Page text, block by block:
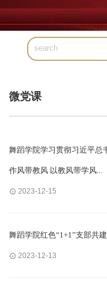
微党课
舞蹈学院学习贯彻习近平总
作风带教风 以教风带学风...
2023-12-15
舞蹈学院红色“1+1”支部共
2023-12-13